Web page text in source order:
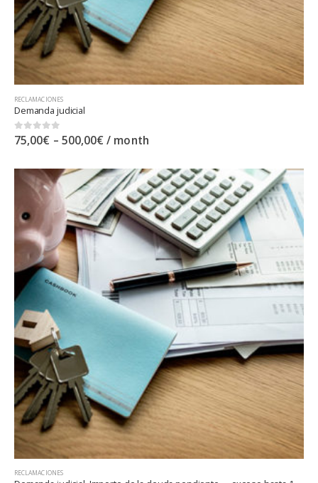
RECLAMACIONES
Demanda judicial
0out of 5
75,00€ – 500,00€ / month
RECLAMACIONES